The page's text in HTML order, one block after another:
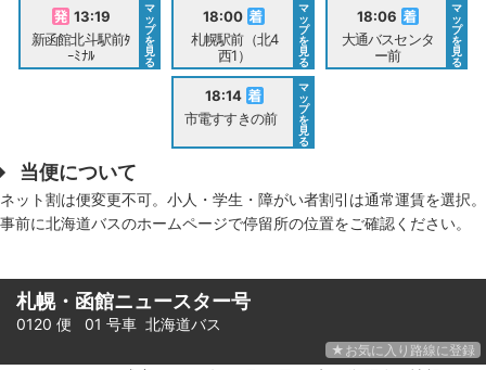
13:19
新函館北斗駅前ﾀ
ｰﾐﾅﾙ
マ
ッ
プ
を
見
る
18:00
札幌駅前（北4
西1）
マ
ッ
プ
を
見
る
18:06
大通バスセンタ
ー前
マ
ッ
プ
を
見
る
18:14
市電すすきの前
マ
ッ
プ
を
見
る
当便について
ネット割は便変更不可。小人・学生・障がい者割引は通常運賃を選択。
事前に北海道バスのホームページで停留所の位置をご確認ください。
札幌・函館ニュースター号
0120 便 01 号車 北海道バス
★お気に入り路線に登録